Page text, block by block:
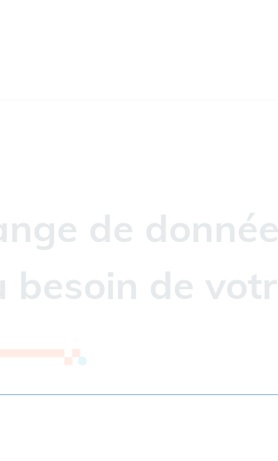
de
de
dont les bureaux d’études
de production ou de